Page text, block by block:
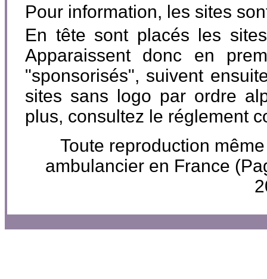
Pour information, les sites
En tête sont placés les
Apparaissent donc en
"sponsorisés", suivent
sites sans logo par ordre
plus, consultez le réglement
Toute reproduction
ambulancier en France